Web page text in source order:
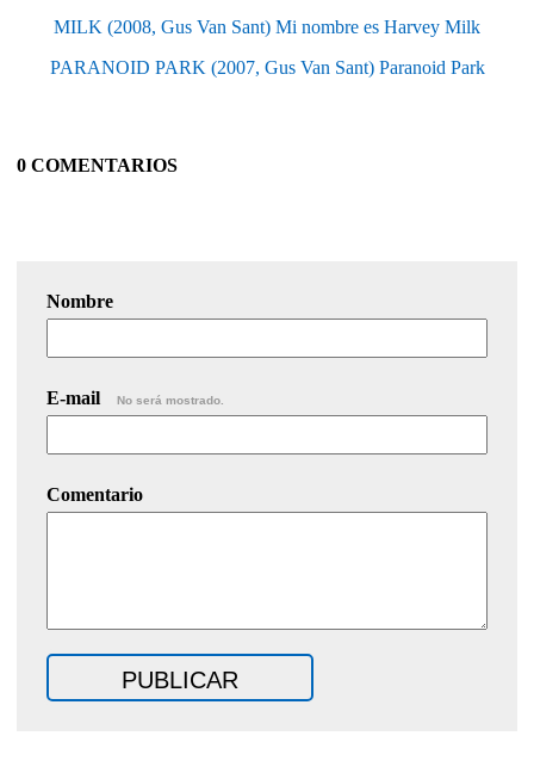
MILK (2008, Gus Van Sant) Mi nombre es Harvey Milk
PARANOID PARK (2007, Gus Van Sant) Paranoid Park
0 COMENTARIOS
Nombre
E-mail No será mostrado.
Comentario